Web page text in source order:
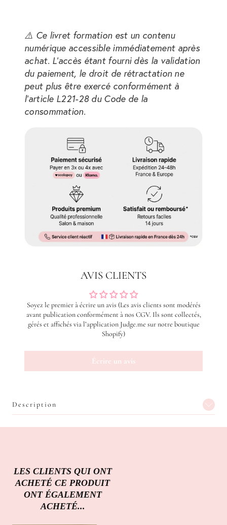
⚠️ Ce livret formation est un contenu
numérique accessible immédiatement après
achat. L'accès étant fourni dès la validation
du paiement, le droit de rétractation ne
peut plus être exercé conformément à
l'article L221-28 du Code de la
consommation.
AVIS CLIENTS
Soyez le premier à écrire un avis (Les avis clients sont modérés
avant publication conformément à nos CGV. Ils sont collectés,
gérés et affichés via l’application Judge.me sur notre boutique
Shopify)
Écrire un avis
Description
LES CLIENTS QUI ONT
ACHETÉ CE PRODUIT
ONT ÉGALEMENT
ACHETÉ...